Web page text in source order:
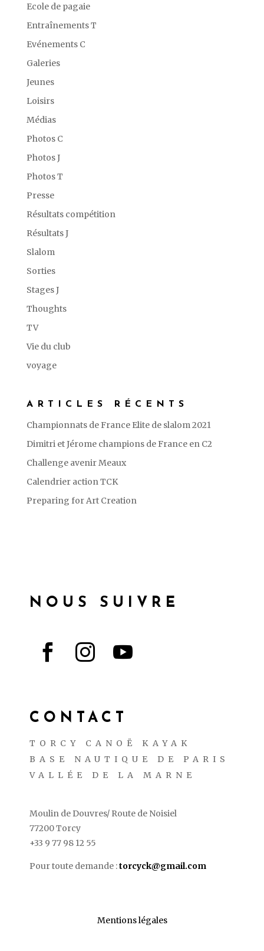
Ecole de pagaie
Entraînements T
Evénements C
Galeries
Jeunes
Loisirs
Médias
Photos C
Photos J
Photos T
Presse
Résultats compétition
Résultats J
Slalom
Sorties
Stages J
Thoughts
TV
Vie du club
voyage
ARTICLES RÉCENTS
Championnats de France Elite de slalom 2021
Dimitri et Jérome champions de France en C2
Challenge avenir Meaux
Calendrier action TCK
Preparing for Art Creation
NOUS SUIVRE
  
CONTACT
TORCY CANOË KAYAK
BASE NAUTIQUE DE PARIS
VALLÉE DE LA MARNE
Moulin de Douvres/ Route de Noisiel
77200 Torcy
+33 9 77 98 12 55
Pour toute demande :torcyck@gmail.com
Mentions légales